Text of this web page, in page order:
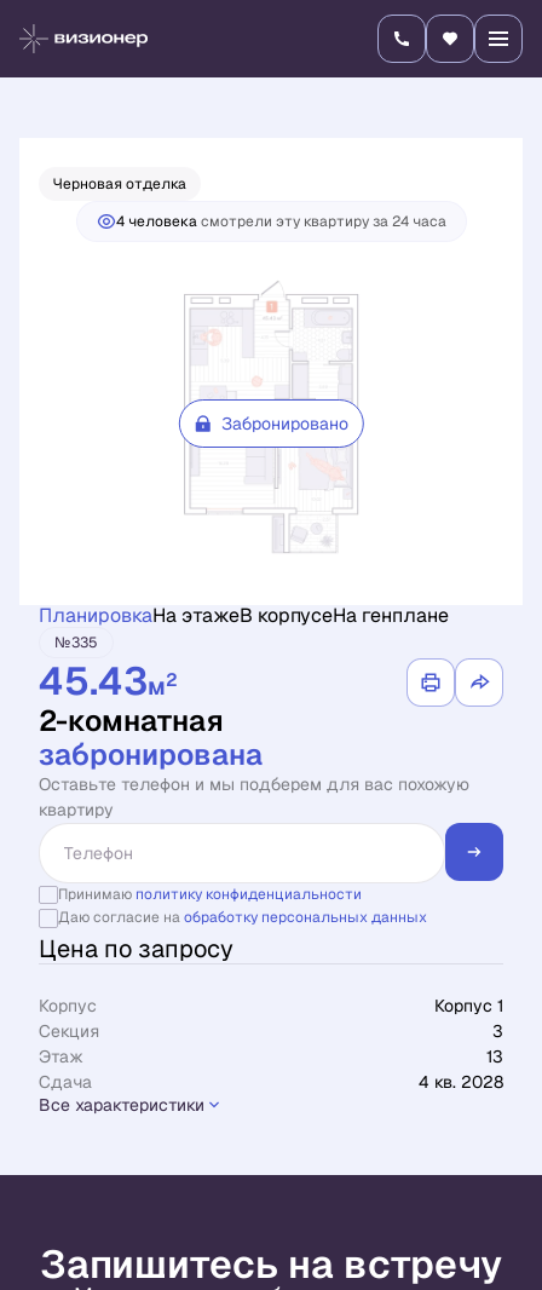
2-комнатная Цена по запросу
Черновая отделка
4 человекaсмотрели эту квартиру за 24 часа
Забронировано
ПланировкаНа этажеВ корпусеНа генплане
№335
45.43м2
2-комнатная
забронирована
Оставьте телефон и мы подберем для вас похожую
квартиру
Принимаю политику конфиденциальности
Даю согласие наобработку персональных данных
Цена по запросу
Корпус
Корпус 1
Секция
3
Этаж
13
Сдача
4 кв. 2028
Все характеристики
Запишитесь на встречу